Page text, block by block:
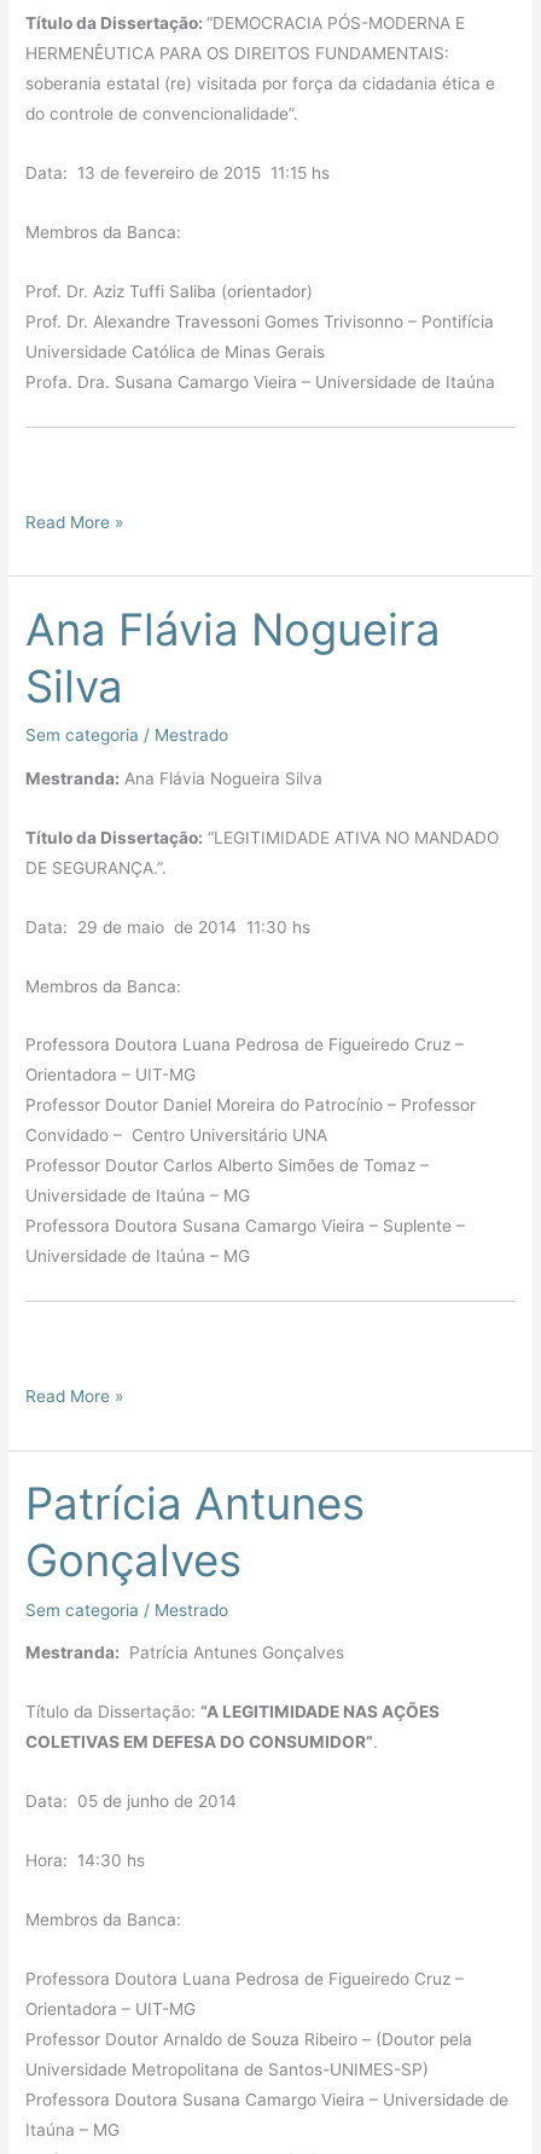
Título da Dissertação:“DEMOCRACIA PÓS-MODERNA E
HERMENÊUTICA PARA OS DIREITOS FUNDAMENTAIS:
soberania estatal (re) visitada por força da cidadania ética e
do controle de convencionalidade”.
Data: 13 de fevereiro de 2015 11:15 hs
Membros da Banca:
Prof. Dr. Aziz Tuffi Saliba (orientador)
Prof. Dr. Alexandre Travessoni Gomes Trivisonno – Pontifícia
Universidade Católica de Minas Gerais
Profa. Dra. Susana Camargo Vieira – Universidade de Itaúna
Read More »
Ana Flávia Nogueira
Silva
Sem categoria / Mestrado
Mestranda: Ana Flávia Nogueira Silva
Título da Dissertação: “LEGITIMIDADE ATIVA NO MANDADO
DE SEGURANÇA.”.
Data: 29 de maio de 2014 11:30 hs
Membros da Banca:
Professora Doutora Luana Pedrosa de Figueiredo Cruz –
Orientadora – UIT-MG
Professor Doutor Daniel Moreira do Patrocínio – Professor
Convidado – Centro Universitário UNA
Professor Doutor Carlos Alberto Simões de Tomaz –
Universidade de Itaúna – MG
Professora Doutora Susana Camargo Vieira – Suplente –
Universidade de Itaúna – MG
Ana
Flávia
Nogueira
Silva
Read More »
Patrícia Antunes
Gonçalves
Sem categoria / Mestrado
Mestranda: Patrícia Antunes Gonçalves
Título da Dissertação:“A LEGITIMIDADE NAS AÇÕES
COLETIVAS EM DEFESA DO CONSUMIDOR”.
Data: 05 de junho de 2014
Hora: 14:30 hs
Membros da Banca:
Professora Doutora Luana Pedrosa de Figueiredo Cruz –
Orientadora – UIT-MG
Professor Doutor Arnaldo de Souza Ribeiro – (Doutor pela
Universidade Metropolitana de Santos-UNIMES-SP)
Professora Doutora Susana Camargo Vieira – Universidade de
Itaúna – MG
Patrícia
Antunes
Gonçalves